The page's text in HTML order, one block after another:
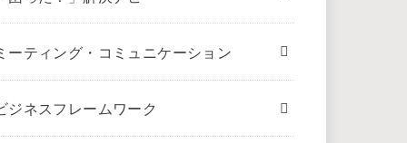
ーティング・コミュニケーション
ジネスフレームワーク